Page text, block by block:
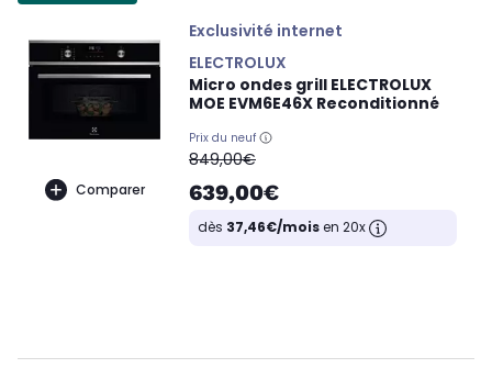
Comparer
Exclusivité internet
ELECTROLUX
Micro ondes grill ELECTROLUX
MOE EVM6E46X Reconditionné
Prix du neuf
oldPrice
849,00€
639,00€
dès 37,46€/moisen 20x